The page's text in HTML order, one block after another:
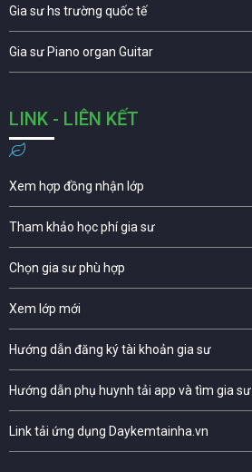
Gia sư hs trường quốc tế
Gia sư Piano organ Guitar
LINK - LIÊN KẾT
Xem hợp đồng nhận lớp
Tham khảo học phí gia sư
Chọn gia sư phù hợp
Xem lớp mới
Hướng dẫn đăng ký tài khoản gia sư
Hướng dẫn phụ huynh tải app và tìm gia sư
Link tải ứng dụng Daykemtainha.vn